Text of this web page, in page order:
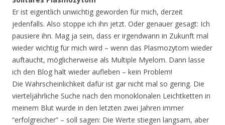
Er ist eigentlich unwichtig geworden für mich, derzeit
jedenfalls. Also stoppe ich ihn jetzt. Oder genauer gesagt: Ich
pausiere ihn. Mag ja sein, dass er irgendwann in Zukunft mal
wieder wichtig für mich wird – wenn das Plasmozytom wieder
auftaucht, möglicherweise als Multiple Myelom. Dann lasse
ich den Blog halt wieder aufleben – kein Problem!
Die Wahrscheinlichkeit dafür ist gar nicht mal so gering. Die
vierteljährliche Suche nach den monoklonalen Leichtketten in
meinem Blut wurde in den letzten zwei Jahren immer
“erfolgreicher” – soll sagen: Die Werte stiegen langsam, aber